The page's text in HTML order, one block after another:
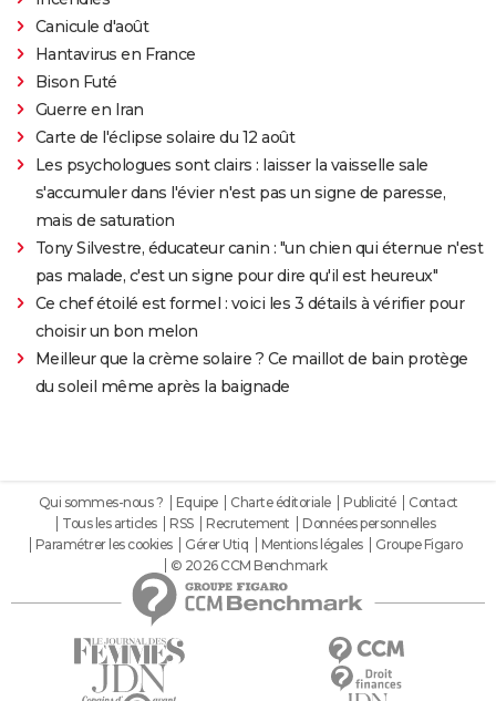
Canicule d'août
Hantavirus en France
Bison Futé
Guerre en Iran
Carte de l'éclipse solaire du 12 août
Les psychologues sont clairs : laisser la vaisselle sale
s'accumuler dans l'évier n'est pas un signe de paresse,
mais de saturation
Tony Silvestre, éducateur canin : "un chien qui éternue n'est
pas malade, c'est un signe pour dire qu'il est heureux"
Ce chef étoilé est formel : voici les 3 détails à vérifier pour
choisir un bon melon
Meilleur que la crème solaire ? Ce maillot de bain protège
du soleil même après la baignade
Qui sommes-nous ? Equipe Charte éditoriale Publicité
Contact
Tous les articles
RSS Recrutement
Données personnelles
Paramétrer les cookies
Gérer Utiq Mentions légales
Groupe Figaro
© 2026 CCM Benchmark